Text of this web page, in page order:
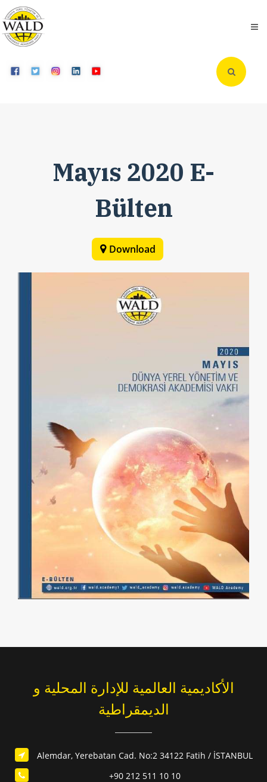
Mayıs 2020 E-
Bülten
Download
الأكاديمية العالمية للإدارة المحلية و
الديمقراطية
Alemdar, Yerebatan Cad. No:2 34122 Fatih / İSTANBUL
+90 212 511 10 10